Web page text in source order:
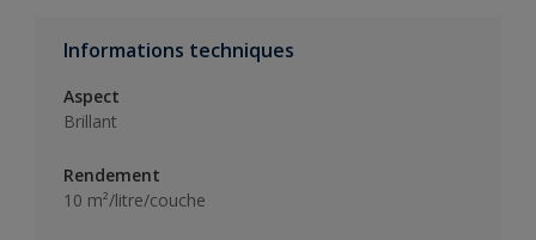
Informations techniques
Aspect
Brillant
Rendement
10 m²/litre/couche